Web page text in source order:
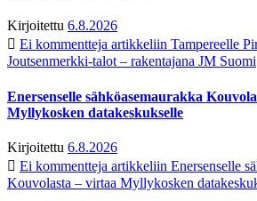
Kirjoitettu 6.8.2026
Ei kommentteja artikkeliin Tampereelle
Joutsenmerkki-talot – rakentajana JM Suomi
Enersenselle sähköasemaurakka
Myllykosken datakeskukselle
Kirjoitettu 6.8.2026
Ei kommentteja artikkeliin Enersenselle
Kouvolasta – virtaa Myllykosken